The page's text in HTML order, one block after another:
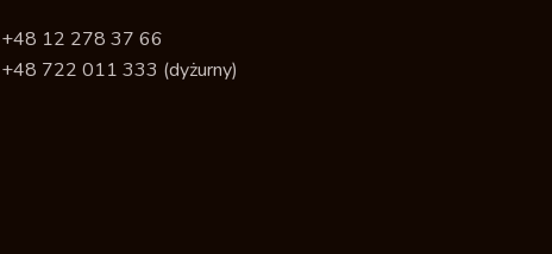
+48 12 278 37 66
+48 722 011 333 (dyżurny)